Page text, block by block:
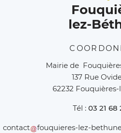
lez-
Mairie de
137 Rue
62232
Tél : 03 21 68
contact fouquieres-lez-